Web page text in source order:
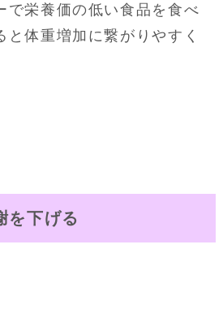
で栄養価の低い食品を食べ
と体重増加に繋がりやすく
を下げる